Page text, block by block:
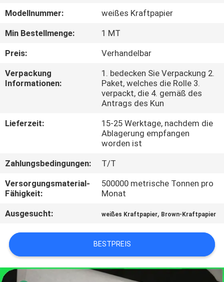
QUALITÄTSKONTROLLE
KONTAKT
MIT
NEUIGKEITEN
RECHTSSACHEN
SITEMAP
Modellnummer:
weißes Kraftpapier
Min Bestellmenge:
1 MT
Preis:
Verhandelbar
Verpackung
Informationen:
1. bedecken Sie Verpackung 2.
Paket, welches die Rolle 3.
verpackt, die 4. gemäß des
Antrags des Kun
Lieferzeit:
15-25 Werktage, nachdem die
Ablagerung empfangen
worden ist
Zahlungsbedingungen:
T/T
Versorgungsmaterial-
Fähigkeit:
500000 metrische Tonnen pro
Monat
Ausgesucht:
weißes Kraftpapier, Brown-Kraftpapier
BESTPREIS